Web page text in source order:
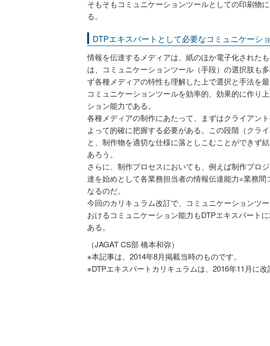
そもそもコミュニケーションツールとしての印刷物
る。
DTPエキスパートとして必要なコミュニケーシ
情報を伝達するメディアは、紙のほか電子化された
は、コミュニケーションツール（手段）の選択肢も
ず各種メディアの特性も理解した上で選択と手法を
コミュニケーションツールを効率的、効果的に作り
ション能力である。
各種メディアの制作にあたって、まずはクライアン
よって的確に把握する必要がある。この段階（クラ
と、制作物を適切な仕様に落としこむことができず
あろう。
さらに、制作プロセスにおいても、例えば制作プロ
達を始めとして各業務担当者の情報伝達能力=業務
なるのだ。
今回のカリキュラム改訂で、コミュニケーションツ
おけるコミュニケーション能力もDTPエキスパート
ある。
（JAGAT CS部 橋本和弥）
※本記事は、2014年8月掲載当時のものです。
※DTPエキスパートカリキュラムは、2016年11月に改